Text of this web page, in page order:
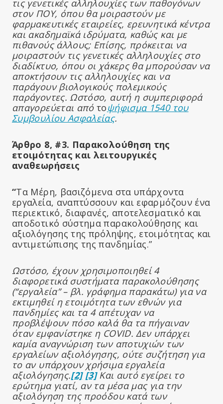
τις γενετικές αλληλουχίες των παθογόνων
στον ΠΟΥ, όπου θα μοιραστούν με
φαρμακευτικές εταιρείες, ερευνητικά κέντρα
και ακαδημαϊκά ιδρύματα, καθώς και με
πιθανούς άλλους; Επίσης, πρόκειται να
μοιραστούν τις γενετικές αλληλουχίες στο
διαδίκτυο, όπου οι χάκερς θα μπορούσαν να
αποκτήσουν τις αλληλουχίες και να
παράγουν βιολογικούς πολεμικούς
παράγοντες. Ωστόσο, αυτή η συμπεριφορά
απαγορεύεται απότοψήφισμα 1540 του
Συμβουλίου Ασφαλείας.
Άρθρο 8, #3. Παρακολούθηση της
ετοιμότητας και λειτουργικές
αναθεωρήσεις
“Τα Μέρη, βασιζόμενα στα υπάρχοντα
εργαλεία, αναπτύσσουν και εφαρμόζουν ένα
περιεκτικό, διαφανές, αποτελεσματικό και
αποδοτικό σύστημα παρακολούθησης και
αξιολόγησης της πρόληψης, ετοιμότητας και
αντιμετώπισης της πανδημίας.”
Ωστόσο, έχουν χρησιμοποιηθεί 4
διαφορετικά συστήματα παρακολούθησης
(“εργαλεία” – βλ. γράφημα παρακάτω) για να
εκτιμηθεί η ετοιμότητα των εθνών για
πανδημίες και τα 4 απέτυχαν να
προβλέψουν πόσο καλά θα τα πήγαιναν
όταν εμφανίστηκε η COVID. Δεν υπάρχει
καμία αναγνώριση των αποτυχιών των
εργαλείων αξιολόγησης, ούτε συζήτηση για
το αν υπάρχουν χρήσιμα εργαλεία
αξιολόγησης.[2] [3]Και αυτό εγείρει το
ερώτημα γιατί, αν τα μέσα μας για την
αξιολόγηση της προόδου κατά των